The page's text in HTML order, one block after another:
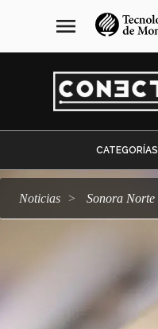
navegación
principal
menu
CATEGORÍAS
Noticias Sonora Norte